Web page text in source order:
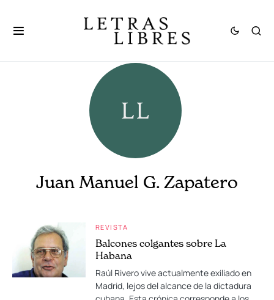
Juan Manuel G. Zapatero
REVISTA
Balcones colgantes sobre La
Habana
Raúl Rivero vive actualmente exiliado en
Madrid, lejos del alcance de la dictadura